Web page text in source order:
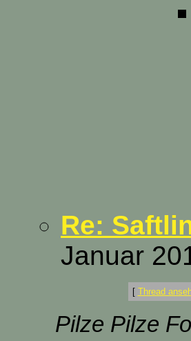
Re:
Januar
[ Thread
Pilze Pilze